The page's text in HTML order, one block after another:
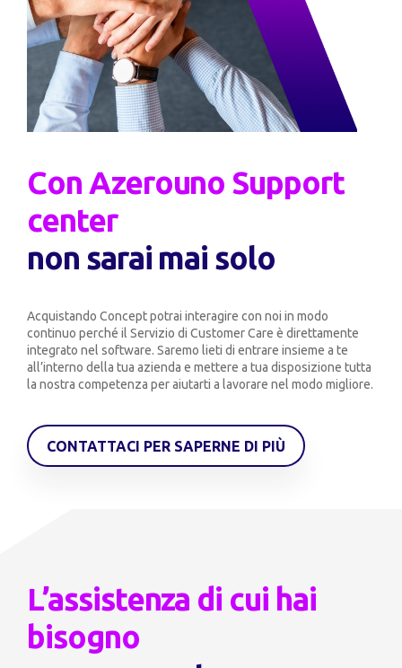
Con Azerouno Support
center
non sarai mai solo
Acquistando Concept potrai interagire con noi in modo
continuo perché il Servizio di Customer Care è direttamente
integrato nel software. Saremo lieti di entrare insieme a te
all’interno della tua azienda e mettere a tua disposizione tutta
la nostra competenza per aiutarti a lavorare nel modo migliore.
CONTATTACI PER SAPERNE DI PIÙ
L’assistenza di cui hai
bisogno